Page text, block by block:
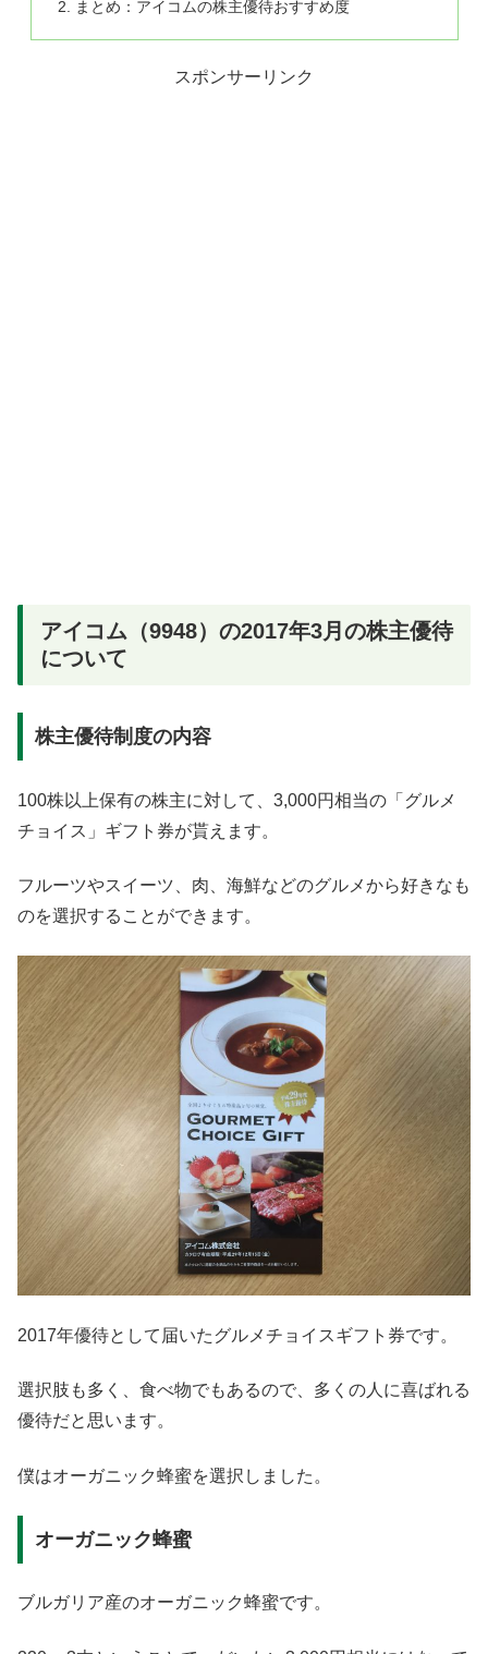
まとめ：アイコムの株主優待おすすめ度
スポンサーリンク
アイコム（9948）の2017年3月の株主優待
について
株主優待制度の内容
100株以上保有の株主に対して、3,000円相当の「グルメ
チョイス」ギフト券が貰えます。
フルーツやスイーツ、肉、海鮮などのグルメから好きなも
のを選択することができます。
2017年優待として届いたグルメチョイスギフト券です。
選択肢も多く、食べ物でもあるので、多くの人に喜ばれる
優待だと思います。
僕はオーガニック蜂蜜を選択しました。
オーガニック蜂蜜
ブルガリア産のオーガニック蜂蜜です。